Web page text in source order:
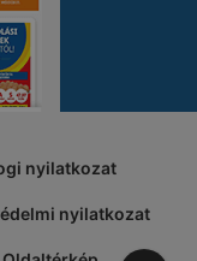
nyilatkozat
nyilatkozat